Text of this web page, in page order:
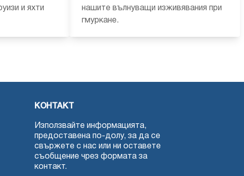
и яхти
нашите вълнуващи изживявания при
гмуркане.
КОНТАКТ
Използвайте информацията,
предоставена по-долу, за да се
свържете с нас или ни оставете
съобщение чрез формата за
контакт.